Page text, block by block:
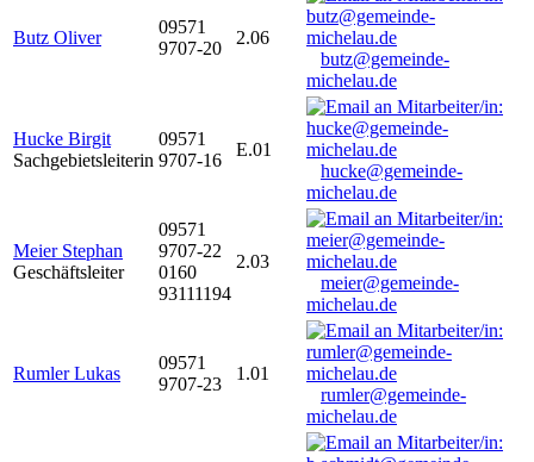
Butz Oliver
09571
9707-20
2.06
butz@gemeinde-
michelau.de
Hucke Birgit
Sachgebietsleiterin
09571
9707-16
E.01
hucke@gemeinde-
michelau.de
Meier Stephan
Geschäftsleiter
09571
9707-22
0160
93111194
2.03
meier@gemeinde-
michelau.de
Rumler Lukas
09571
9707-23
1.01
rumler@gemeinde-
michelau.de